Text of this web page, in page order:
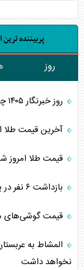
پربیننده ترین
روز
روز خبرنگار ۱۴۰۵ چه روزی است؟ + پیام تبریک روز خبرنگار ۱۴۰۵
آخرین قیمت طلا امروز شنبه ۱۷ مرداد
قیمت طلا امروز شنبه ۱۷ مرداد ۱۴۰۵
بازداشت ۶ نفر در پرونده قتل جوانی در ستارخان
قیمت گوشی‌های موبایل در
المشاط به
نخواهد داشت